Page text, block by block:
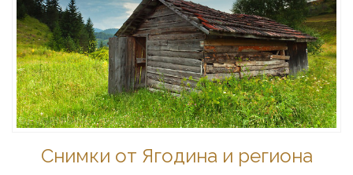
Снимки от Ягодина и региона